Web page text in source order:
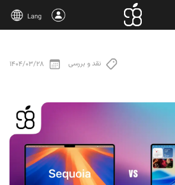
Lang
نقد و بررسی 1404/03/28